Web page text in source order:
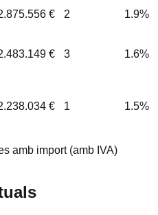
€ 2 1.9%
€ 3 1.6%
€ 1 1.5%
amb import (amb IVA)